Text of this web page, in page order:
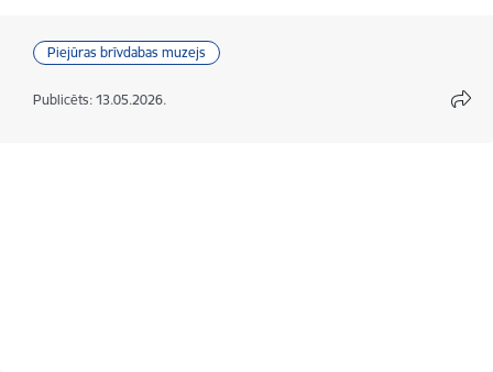
Piejūras brīvdabas muzejs
Publicēts: 13.05.2026.